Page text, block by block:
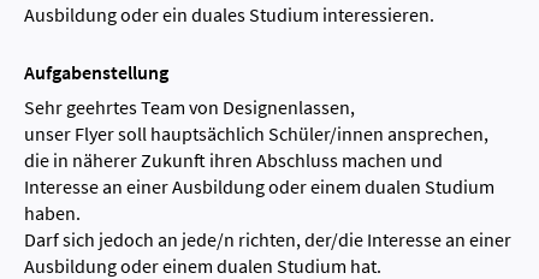
Ausbildung oder ein duales Studium interessieren.
Aufgabenstellung
Sehr geehrtes Team von Designenlassen,
unser Flyer soll hauptsächlich Schüler/innen ansprechen,
die in näherer Zukunft ihren Abschluss machen und
Interesse an einer Ausbildung oder einem dualen Studium
haben.
Darf sich jedoch an jede/n richten, der/die Interesse an einer
Ausbildung oder einem dualen Studium hat.